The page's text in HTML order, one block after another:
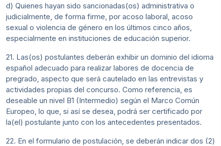
d) Quienes hayan sido sancionadas(os) administrativa o
judicialmente, de forma firme, por acoso laboral, acoso
sexual o violencia de género en los últimos cinco años,
especialmente en instituciones de educación superior.
21. Las(os) postulantes deberán exhibir un dominio del idioma
español adecuado para realizar labores de docencia de
pregrado, aspecto que será cautelado en las entrevistas y
actividades propias del concurso. Como referencia, es
deseable un nivel B1 (Intermedio) según el Marco Común
Europeo, lo que, si así se desea, podrá ser certificado por
la(el) postulante junto con los antecedentes presentados.
22. En el formulario de postulación, se deberán indicar dos (2)